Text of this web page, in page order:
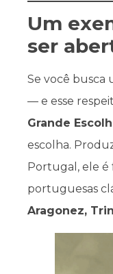
Um
ser
Se você busca
— e esse
Grande
escolha.
Portugal, ele é
portuguesas
Aragonez,